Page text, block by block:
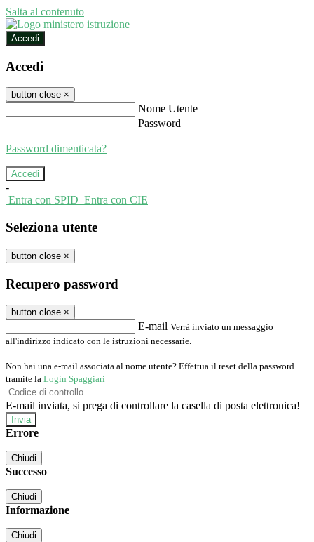
Salta al contenuto
Accedi
Accedi
button close ×
Nome Utente
Password
Password dimenticata?
-
Entra con SPID Entra con CIE
Seleziona utente
button close ×
Recupero password
button close ×
E-mail Verrà inviato un messaggio
all'indirizzo indicato con le istruzioni necessarie.
Non hai una e-mail associata al nome utente? Effettua il reset della password
tramite la Login Spaggiari
E-mail inviata, si prega di controllare la casella di posta elettronica!
Errore
Chiudi
Successo
Chiudi
Informazione
Chiudi